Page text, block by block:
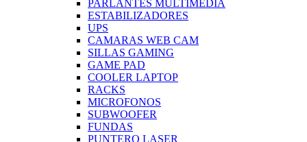
PARLANTES MULTIMEDIA
ESTABILIZADORES
UPS
CAMARAS WEB CAM
SILLAS GAMING
GAME PAD
COOLER LAPTOP
RACKS
MICROFONOS
SUBWOOFER
FUNDAS
PUNTERO LASER